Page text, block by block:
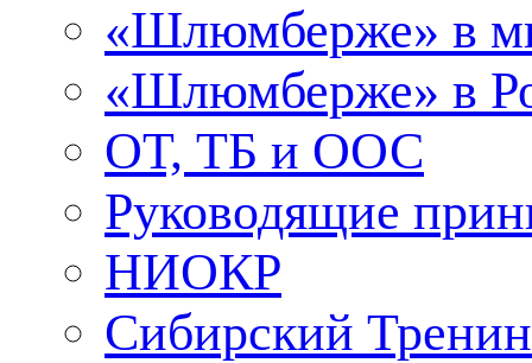
«Шлюмберже» в
«Шлюмберже» в
ОТ, ТБ и ООС
Руководящие
НИОКР
Сибирский